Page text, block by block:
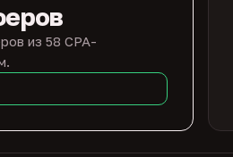
из 58 CPA-